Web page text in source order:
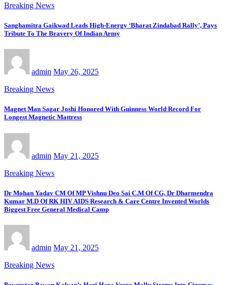
Breaking News
Sanghamitra Gaikwad Leads High-Energy ‘Bharat Zindabad Rally’, Pays
Tribute To The Bravery Of Indian Army
admin May 26, 2025
Breaking News
Magnet Man Sagar Joshi Honored With Guinness World Record For
Longest Magnetic Mattress
admin May 21, 2025
Breaking News
Dr Mohan Yadav CM Of MP Vishnu Deo Sai C.M Of CG, Dr Dharmendra
Kumar M.D Of RK HIV AIDS Research & Care Centre Invented Worlds
Biggest Free General Medical Camp
admin May 21, 2025
Breaking News